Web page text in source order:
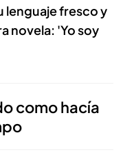
lenguaje fresco y
novela: 'Yo soy
como hacía